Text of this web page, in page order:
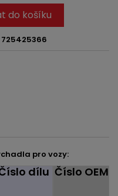
do košíku
pro vozy:
dílu Číslo OEM